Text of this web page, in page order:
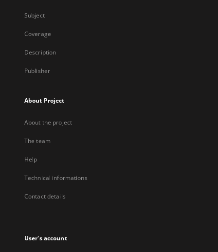
Subject
Coverage
Description
Publisher
About Project
About the project
The team
Help
Technical informations
Contact details
User's account